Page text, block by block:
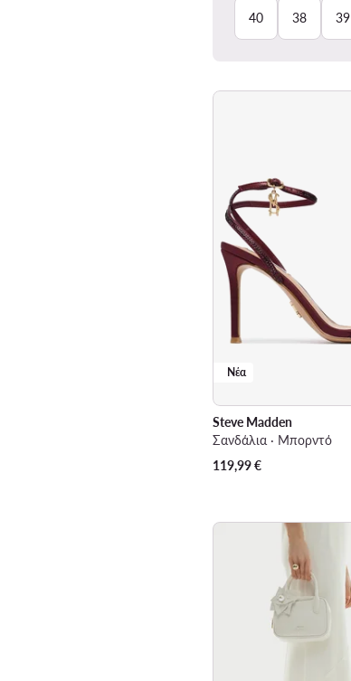
40 38 39
Νέα
Steve Madden
Σανδάλια · Μπορντό
119,99€